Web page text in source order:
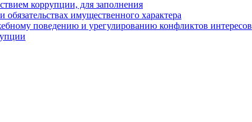
коррупции, для заполнения
имущественного характера
поведению и урегулированию конфликтов интересов